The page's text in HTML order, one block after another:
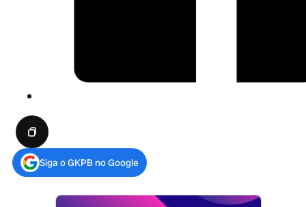
Siga o GKPB no Google